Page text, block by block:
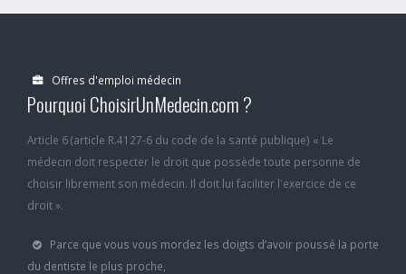
Offres d'emploi médecin
Pourquoi ChoisirUnMedecin.com ?
Article 6 (article R.4127-6 du code de la santé publique) « Le
médecin doit respecter le droit que possède toute personne de
choisir librement son médecin. Il doit lui faciliter l'exercice de ce
droit ».
Parce que vous vous mordez les doigts d’avoir poussé la porte
du dentiste le plus proche,